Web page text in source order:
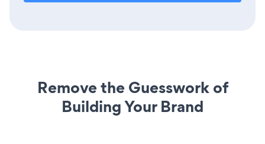
Remove the Guesswork of
Building Your Brand